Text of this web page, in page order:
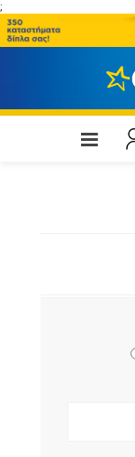
;